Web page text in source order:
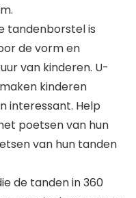
tandenborstel is
de vorm en
van kinderen. U-
kinderen
interessant. Help
poetsen van hun
van hun tanden
de tanden in 360